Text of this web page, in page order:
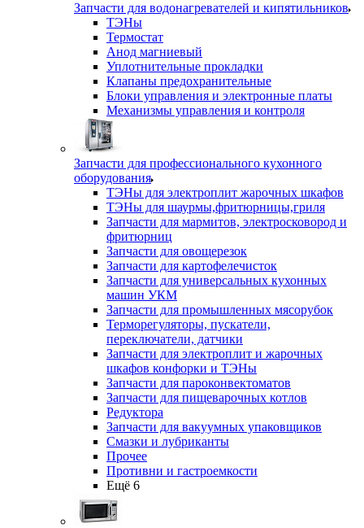
Запчасти для водонагревателей и кипятильников
ТЭНы
Термостат
Анод магниевый
Уплотнительные прокладки
Клапаны предохранительные
Блоки управления и электронные платы
Механизмы управления и контроля
Запчасти для профессионального кухонного
оборудования
ТЭНы для электроплит жарочных шкафов
ТЭНы для шаурмы,фритюрницы,гриля
Запчасти для мармитов, электросковород и
фритюрниц
Запчасти для овощерезок
Запчасти для картофелечисток
Запчасти для универсальных кухонных
машин УКМ
Запчасти для промышленных мясорубок
Терморегуляторы, пускатели,
переключатели, датчики
Запчасти для электроплит и жарочных
шкафов конфорки и ТЭНы
Запчасти для пароконвектоматов
Запчасти для пищеварочных котлов
Редуктора
Запчасти для вакуумных упаковщиков
Смазки и лубриканты
Прочее
Противни и гастроемкости
Ещё 6